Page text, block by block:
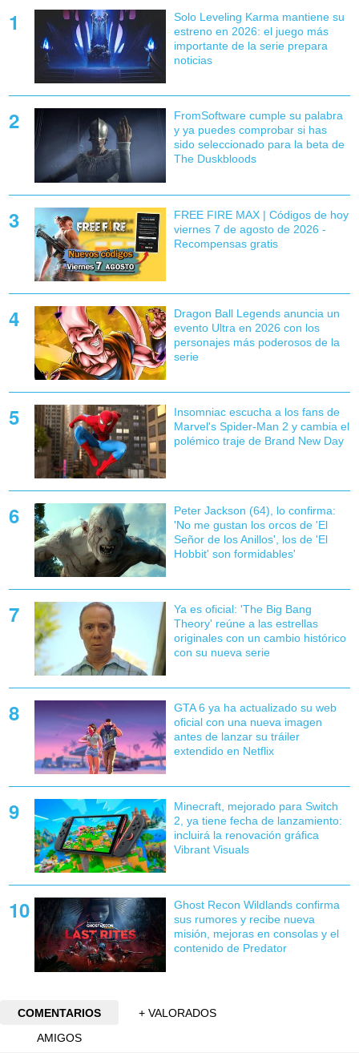
Solo Leveling Karma mantiene su
estreno en 2026: el juego más
importante de la serie prepara
noticias
FromSoftware cumple su palabra
y ya puedes comprobar si has
sido seleccionado para la beta de
The Duskbloods
FREE FIRE MAX | Códigos de hoy
viernes 7 de agosto de 2026 -
Recompensas gratis
Dragon Ball Legends anuncia un
evento Ultra en 2026 con los
personajes más poderosos de la
serie
Insomniac escucha a los fans de
Marvel's Spider-Man 2 y cambia el
polémico traje de Brand New Day
Peter Jackson (64), lo confirma:
'No me gustan los orcos de 'El
Señor de los Anillos', los de 'El
Hobbit' son formidables'
Ya es oficial: 'The Big Bang
Theory' reúne a las estrellas
originales con un cambio histórico
con su nueva serie
GTA 6 ya ha actualizado su web
oficial con una nueva imagen
antes de lanzar su tráiler
extendido en Netflix
Minecraft, mejorado para Switch
2, ya tiene fecha de lanzamiento:
incluirá la renovación gráfica
Vibrant Visuals
Ghost Recon Wildlands confirma
sus rumores y recibe nueva
misión, mejoras en consolas y el
contenido de Predator
COMENTARIOS
+ VALORADOS
AMIGOS